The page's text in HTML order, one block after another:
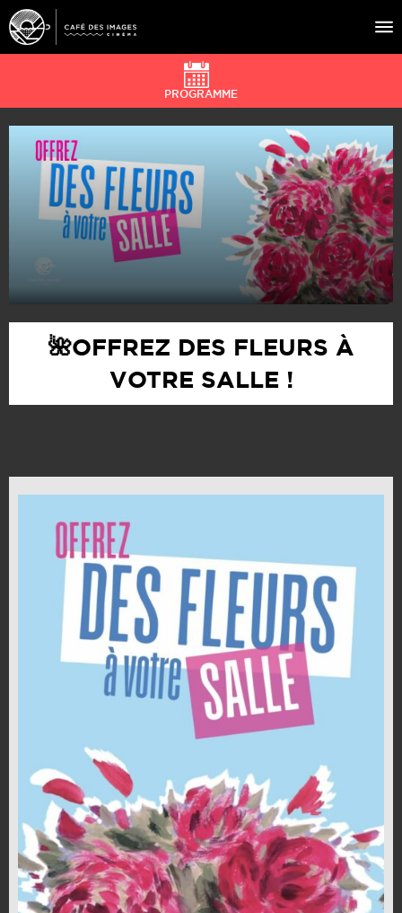
À L’AFFICHE
CAFÉ DU CINÉ
PRATIQUE
ÉDUCATION AUX IMAGES
PROGRAMME
🌺OFFREZ DES FLEURS À
VOTRE SALLE !